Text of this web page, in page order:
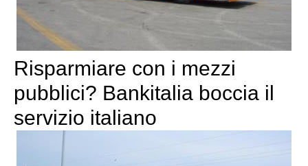
Risparmiare con i mezzi
pubblici? Bankitalia boccia il
servizio italiano